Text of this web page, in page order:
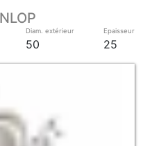
Diam. extérieur
50
Epaisseur
25